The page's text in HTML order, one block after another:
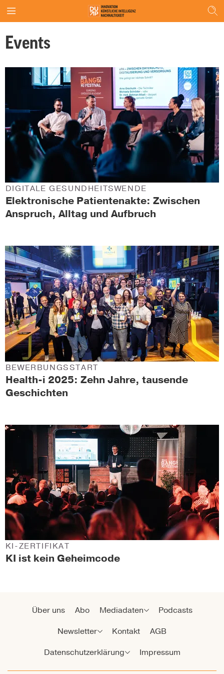
Events
Elektronische Patientenakte: Zwischen
Anspruch, Alltag und Aufbruch
DIGITALE GESUNDHEITSWENDE
Health-i 2025: Zehn Jahre, tausende
Geschichten
BEWERBUNGSSTART
KI ist kein Geheimcode
KI-ZERTIFIKAT
Über uns Abo Mediadaten
Podcasts
Newsletter
Kontakt
AGB
Datenschutzerklärung
Impressum